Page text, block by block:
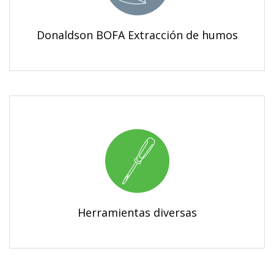
Donaldson BOFA Extracción de humos
Herramientas diversas